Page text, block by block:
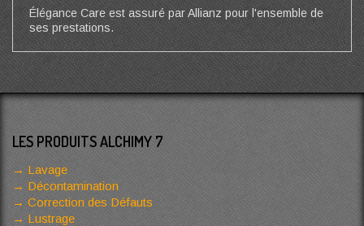
Élégance Care est assuré par Allianz pour l'ensemble de
ses prestations.
LES PRODUITS ALCHIMY 7
Lavage
Décontamination
Correction des Défauts
Lustrage